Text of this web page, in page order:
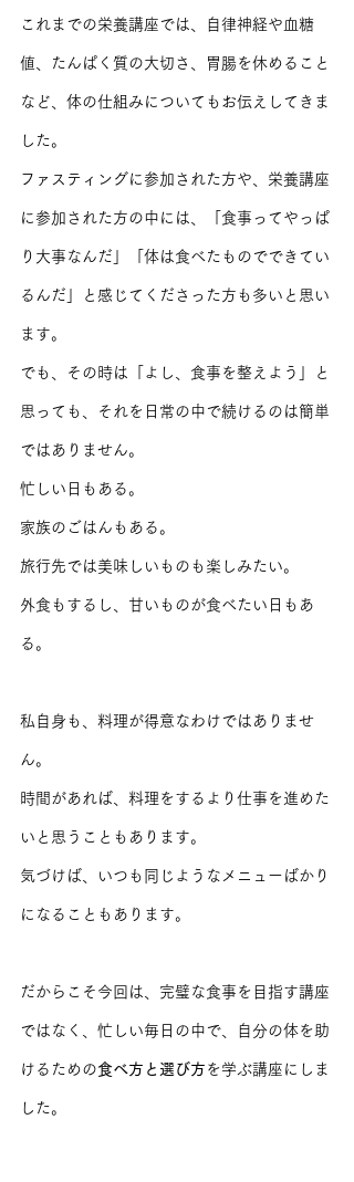
これまでの栄養講座では、自律神経や血糖
値、たんぱく質の大切さ、胃腸を休めること
など、体の仕組みについてもお伝えしてきま
した。
ファスティングに参加された方や、栄養講座
に参加された方の中には、「食事ってやっぱ
り大事なんだ」「体は食べたものでできてい
るんだ」と感じてくださった方も多いと思い
ます。
でも、その時は「よし、食事を整えよう」と
思っても、それを日常の中で続けるのは簡単
ではありません。
忙しい日もある。
家族のごはんもある。
旅行先では美味しいものも楽しみたい。
外食もするし、甘いものが食べたい日もあ
る。
私自身も、料理が得意なわけではありませ
ん。
時間があれば、料理をするより仕事を進めた
いと思うこともあります。
気づけば、いつも同じようなメニューばかり
になることもあります。
だからこそ今回は、完璧な食事を目指す講座
ではなく、忙しい毎日の中で、自分の体を助
けるための食べ方と選び方 を学ぶ講座にしま
した。